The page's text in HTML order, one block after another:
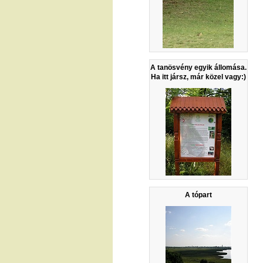
A tanösvény egyik állomása.
Ha itt jársz, már közel vagy:)
A tópart